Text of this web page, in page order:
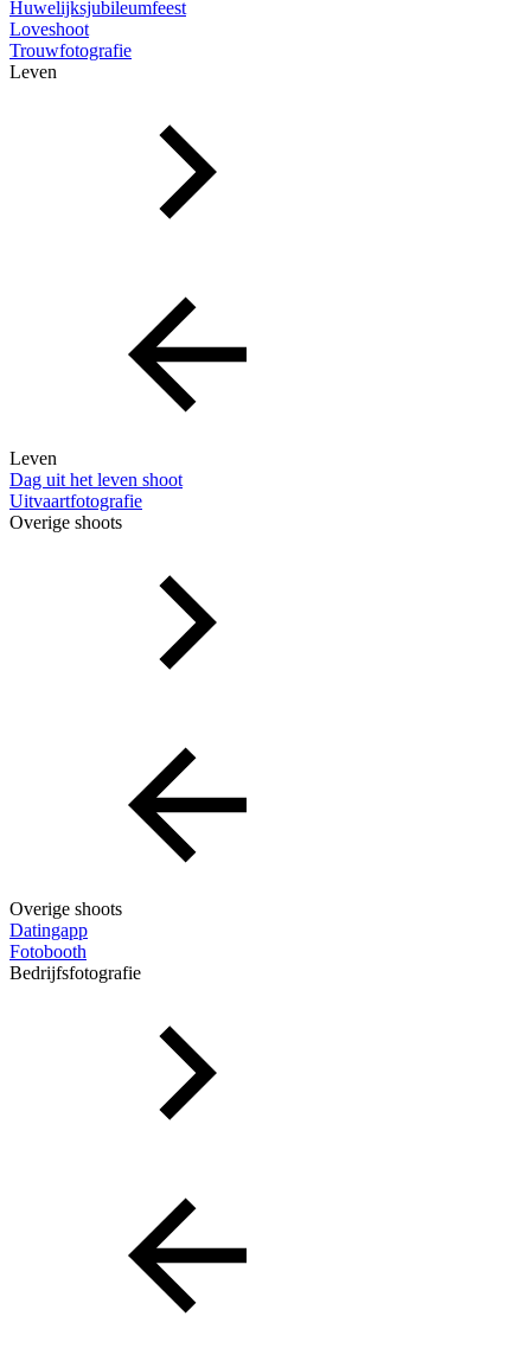
Huwelijksjubileumfeest
Loveshoot
Trouwfotografie
Leven
Leven
Dag uit het leven shoot
Uitvaartfotografie
Overige shoots
Overige shoots
Datingapp
Fotobooth
Bedrijfsfotografie